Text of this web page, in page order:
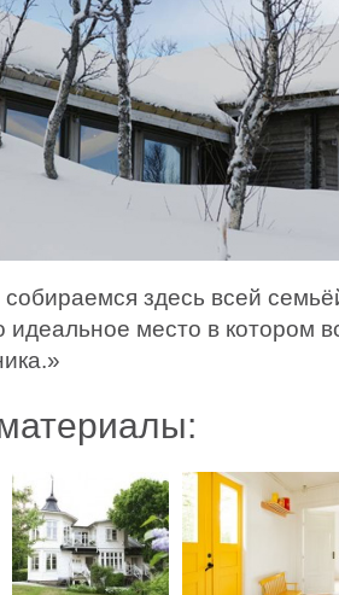
здесь всей
идеальное место в котором